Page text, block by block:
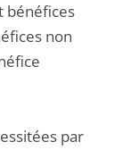
bénéfices
non
par